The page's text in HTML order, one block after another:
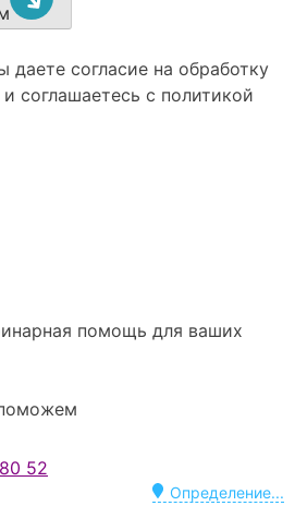
согласие на обработку
соглашаетесь c политикой
помощь для ваших
52
Определение...